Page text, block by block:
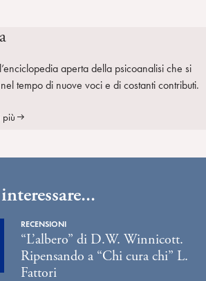
aperta della psicoanalisi che si
tempo di nuove voci e di costanti contributi.
più
RECENSIONI
“L’albero” di D.W. Winnicott.
Ripensando a “Chi cura chi” L.
Fattori